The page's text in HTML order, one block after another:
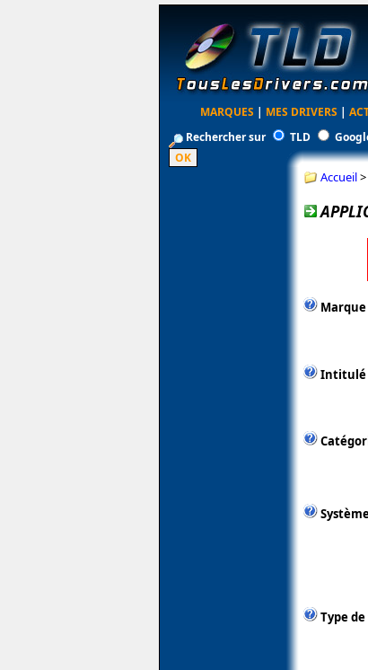
MARQUES | MES DRIVERS |
Rechercher sur
TLD
Accueil>
Marque
Intitulé
Type